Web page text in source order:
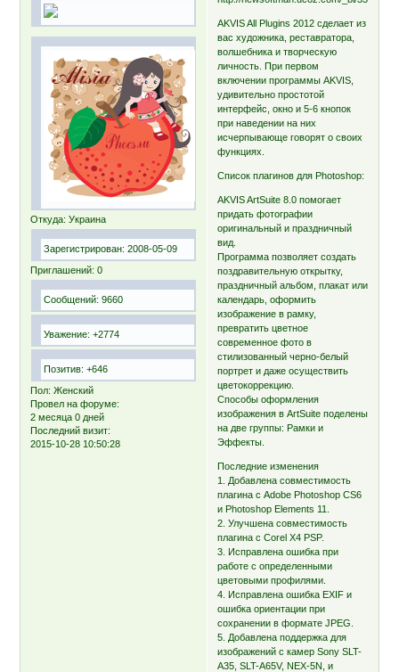
Откуда: Украина
Зарегистрирован: 2008-05-09
Приглашений: 0
Сообщений: 9660
Уважение: +2774
Позитив: +646
Пол: Женский
Провел на форуме:
2 месяца 0 дней
Последний визит:
2015-10-28 10:50:28
AKVIS All Plugins 2012 сделает из
вас художника, реставратора,
волшебника и творческую
личность. При первом
включении программы AKVIS,
удивительно простотой
интерфейс, окно и 5-6 кнопок
при наведении на них
исчерпывающе говорят о своих
функциях.
Список плагинов для Photoshop:
AKVIS ArtSuite 8.0 помогает
придать фотографии
оригинальный и праздничный
вид.
Программа позволяет создать
поздравительную открытку,
праздничный альбом, плакат или
календарь, оформить
изображение в рамку,
превратить цветное
современное фото в
стилизованный черно-белый
портрет и даже осуществить
цветокоррекцию.
Способы оформления
изображения в ArtSuite поделены
на две группы: Рамки и
Эффекты.
Последние изменения
1. Добавлена совместимость
плагина с Adobe Photoshop CS6
и Photoshop Elements 11.
2. Улучшена совместимость
плагина с Corel X4 PSP.
3. Исправлена ошибка при
работе с определенными
цветовыми профилями.
4. Исправлена ошибка EXIF и
ошибка ориентации при
сохранении в формате JPEG.
5. Добавлена поддержка для
изображений с камер Sony SLT-
A35, SLT-A65V, NEX-5N, и